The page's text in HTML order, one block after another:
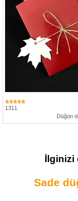
1311
Düğün
İlginizi
Sade